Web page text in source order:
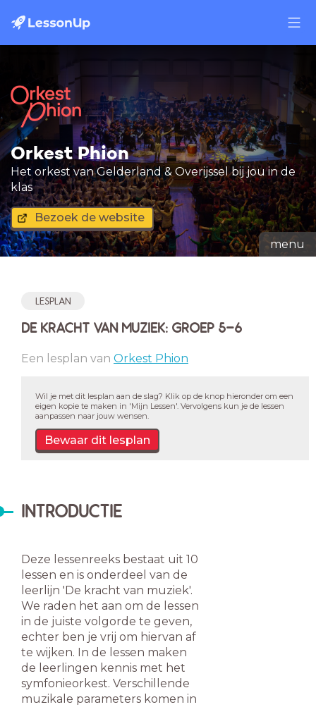
Orkest Phion
Het orkest van Gelderland & Overijssel bij jou in de
klas
Bezoek de website
menu
LESPLAN
DE KRACHT VAN MUZIEK: GROEP 5-6
Een lesplan van Orkest Phion
Wil je met dit lesplan aan de slag? Klik op de knop hieronder om een
eigen kopie te maken in 'Mijn Lessen'. Vervolgens kun je de lessen
aanpassen naar jouw wensen.
Bewaar dit lesplan
INTRODUCTIE
Deze lessenreeks bestaat uit 10
lessen en is onderdeel van de
leerlijn 'De kracht van muziek'.
We raden het aan om de lessen
in de juiste volgorde te geven,
echter ben je vrij om hiervan af
te wijken. In de lessen maken
de leerlingen kennis met het
symfonieorkest. Verschillende
muzikale parameters komen in